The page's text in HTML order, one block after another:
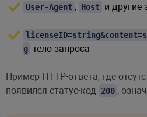
User-Agent , Host и другие
g тело запроса
Пример HTTP-ответа, где
появился статус-код
200 ,